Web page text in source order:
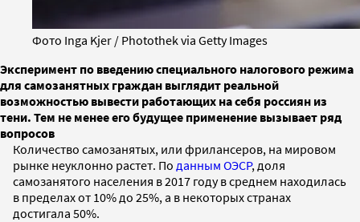
Фото Inga Kjer / Photothek via Getty Images
Эксперимент по введению специального налогового режима
для самозанятных граждан выглядит реальной
возможностью вывести работающих на себя россиян из
тени. Тем не менее его будущее применение вызывает ряд
вопросов
Количество самозанятых, или фрилансеров, на мировом
рынке неуклонно растет. По данным ОЭСР, доля
самозанятого населения в 2017 году в среднем находилась
в пределах от 10% до 25%, а в некоторых странах
достигала 50%.